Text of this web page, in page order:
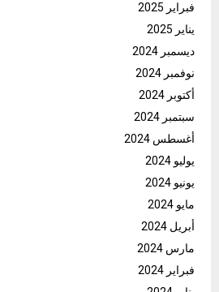
فبراير 2025
يناير 2025
ديسمبر 2024
نوفمبر 2024
أكتوبر 2024
سبتمبر 2024
أغسطس 2024
يوليو 2024
يونيو 2024
مايو 2024
أبريل 2024
مارس 2024
فبراير 2024